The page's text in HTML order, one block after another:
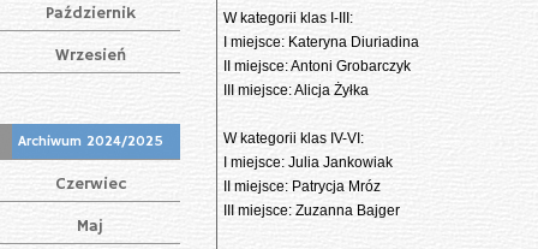
Październik
Wrzesień
Archiwum 2024/2025
Czerwiec
Maj
W kategorii klas I-III:
I miejsce: Kateryna Diuriadina
II miejsce: Antoni Grobarczyk
III miejsce: Alicja Żyłka
W kategorii klas IV-VI:
I miejsce: Julia Jankowiak
II miejsce: Patrycja Mróz
III miejsce: Zuzanna Bajger